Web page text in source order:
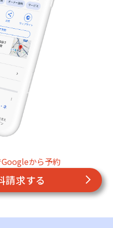
から予約
請求する